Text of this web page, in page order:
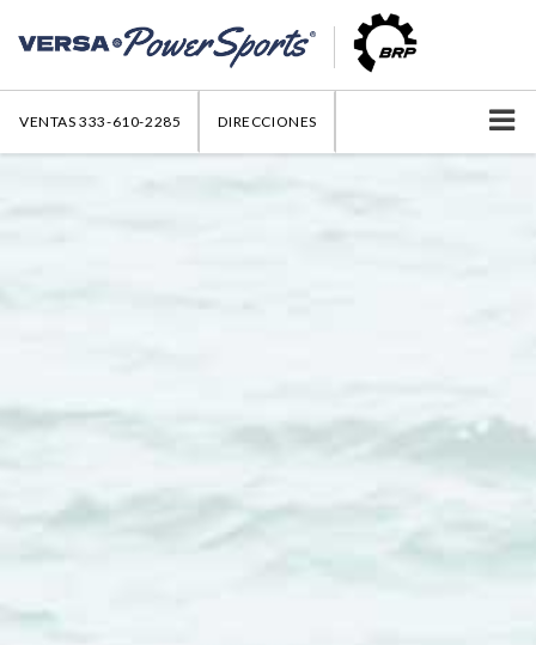
VENTAS 333-610-2285 DIRECCIONES